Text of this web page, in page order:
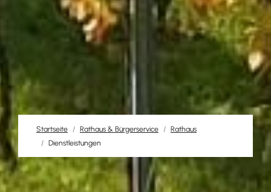
Startseite Rathaus & Bürgerservice
Rathaus
Dienstleistungen